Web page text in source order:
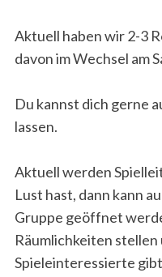
Aktuell haben wir 2-3
davon im Wechsel am
Du kannst dich gerne
lassen.
Aktuell werden
Lust hast, dann kann
Gruppe geöffnet
Räumlichkeiten
Spieleinteressierte